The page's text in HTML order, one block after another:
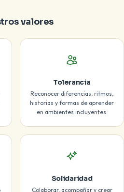
valores
Tolerancia
Reconocer diferencias, ritmos,
historias y formas de aprender
en ambientes incluyentes.
Solidaridad
Colaborar, acompañar y crear